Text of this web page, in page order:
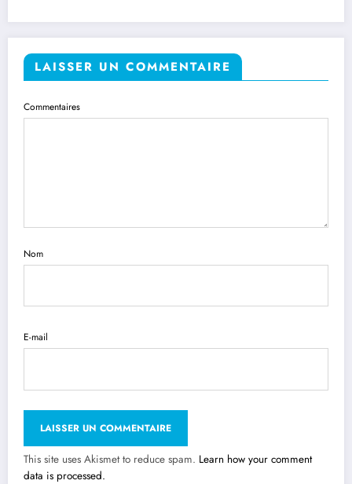
LAISSER UN COMMENTAIRE
Commentaires
Nom
E-mail
This site uses Akismet to reduce spam. Learn how your comment
data is processed.